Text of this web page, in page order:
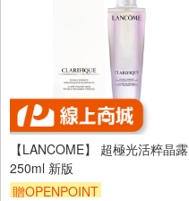
【LANCOME】 超極光活粹晶露
250ml 新版
贈OPENPOINT